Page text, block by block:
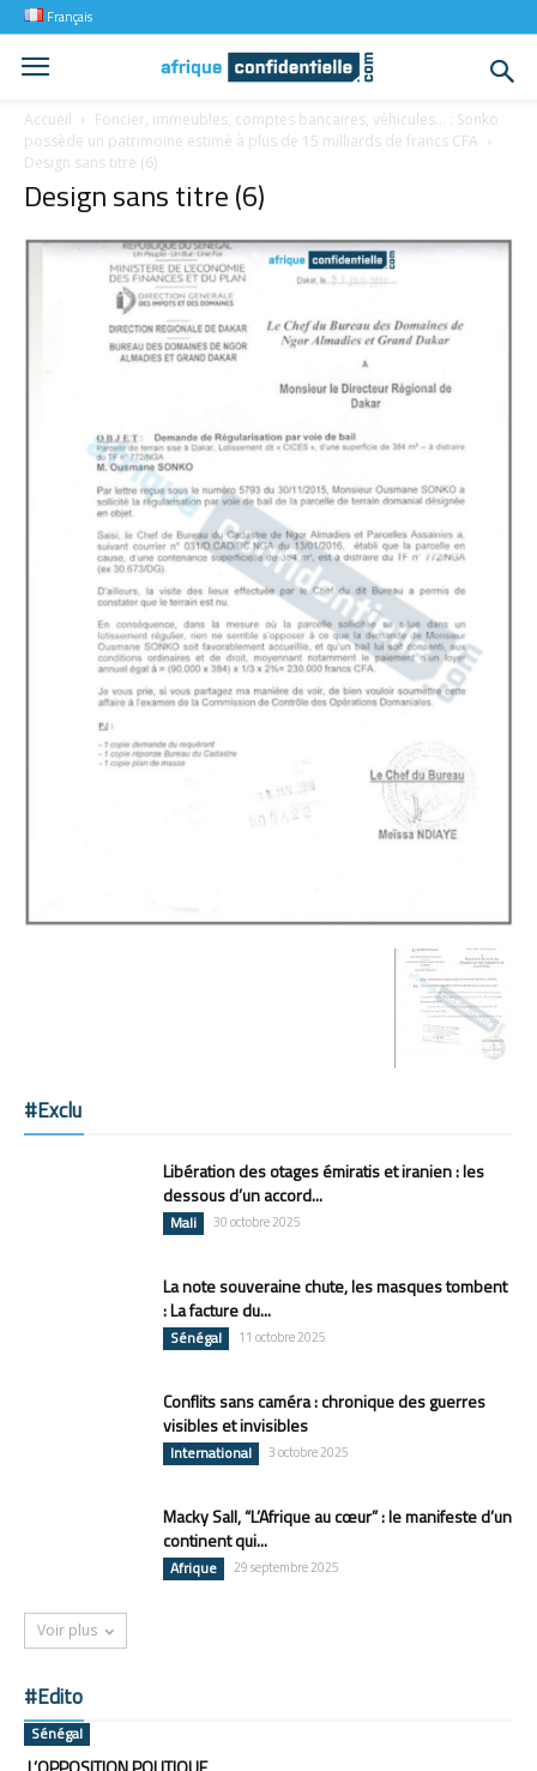
Français
Accueil
Foncier, immeubles, comptes bancaires, véhicules… : Sonko
possède un patrimoine estimé à plus de 15 milliards de francs CFA
Design sans titre (6)
Design sans titre (6)
#Exclu
Libération des otages émiratis et iranien : les
dessous d’un accord...
Mali 30 octobre 2025
La note souveraine chute, les masques tombent
: La facture du...
Sénégal 11 octobre 2025
Conflits sans caméra : chronique des guerres
visibles et invisibles
International 3 octobre 2025
Macky Sall, “L’Afrique au cœur” : le manifeste d’un
continent qui...
Afrique 29 septembre 2025
Voir plus
#Edito
Sénégal